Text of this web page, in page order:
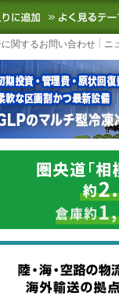
物流ニュースを
お気に入り
関するお問い合わせ ニ